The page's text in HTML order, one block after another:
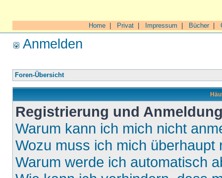
Home Privat Impressum Bücher|
Anmelden
Foren-Übersicht
Registrierung und
Warum kann ich mich nicht
Wozu muss ich mich überhaupt
Warum werde ich automatisch